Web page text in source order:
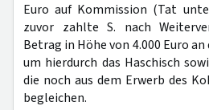
Euro auf Kommission (Tat
zuvor zahlte S. nach
Betrag in Höhe von 4.000 Euro
um hierdurch das Haschisch
die noch aus dem Erwerb des
begleichen.